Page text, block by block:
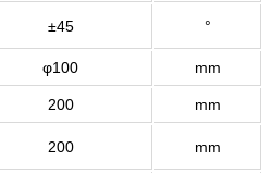
±45 °
φ100 mm
200
mm
200 mm